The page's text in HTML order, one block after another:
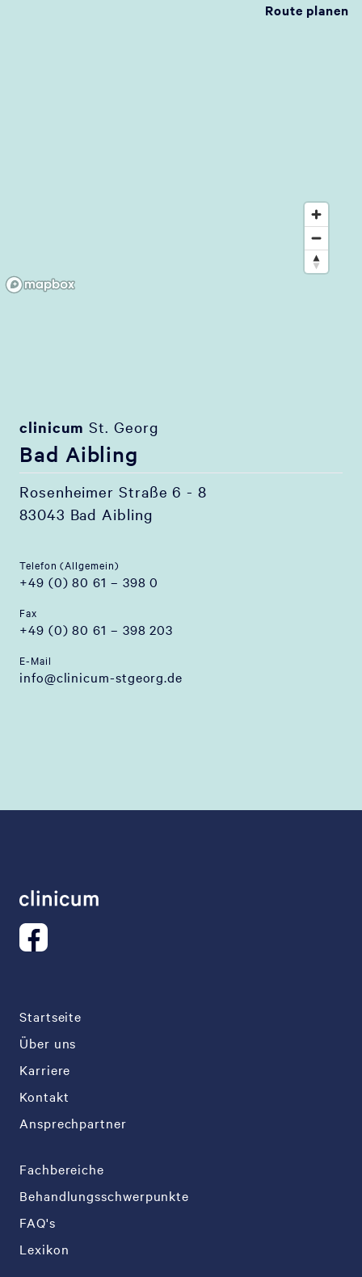
Route planen
clinicum St. Georg
Bad Aibling
Rosenheimer Straße 6 - 8
83043 Bad Aibling
Telefon (Allgemein)
+49 (0) 80 61 – 398 0
Fax
+49 (0) 80 61 – 398 203
E-Mail
info@clinicum-stgeorg.de
Startseite
Über uns
Karriere
Kontakt
Ansprechpartner
Fachbereiche
Behandlungsschwerpunkte
FAQ's
Lexikon